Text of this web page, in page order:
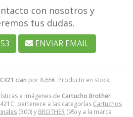
cian por 8,65€. Producto en stock,
e imágenes de Cartucho Brother
pertenece a las categorías Cartuchos
(300) y BROTHER (95) y a la marca
con nosotros y
tus dudas.
ENVIAR EMAIL